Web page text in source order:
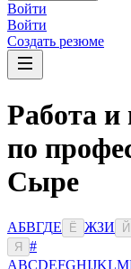
Войти
Войти
Создать резюме
Работа и
по
Сыре
АБВГДЕ Ё ЖЗИ Й
Я
#
ABCDEFGHIJKLM